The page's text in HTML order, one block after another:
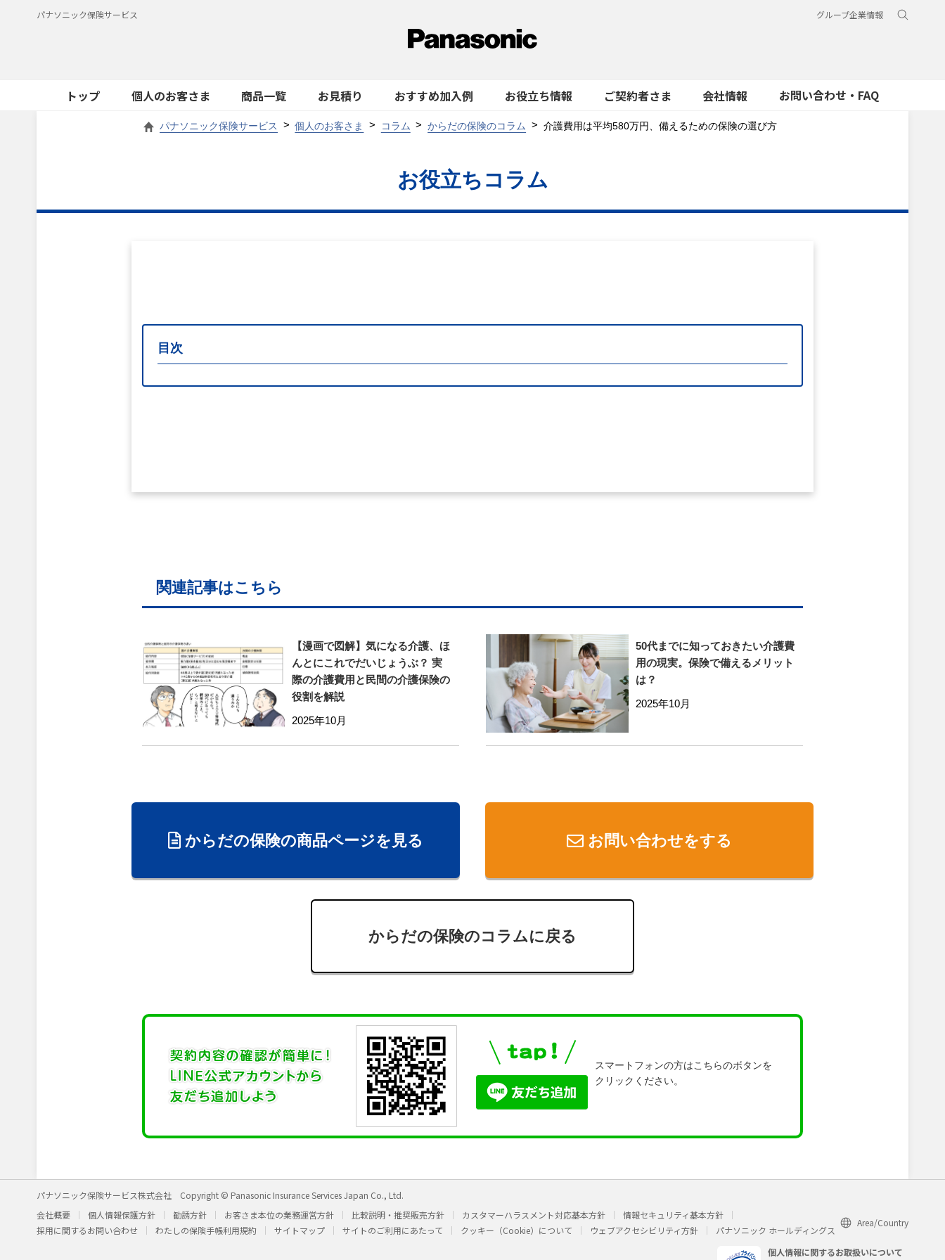
パナソニック保険サービス グループ企業情報
トップ 個人のお客さま 商品一覧 お見積り おすすめ加入例 お役立ち情報 ご契約者さま 会社情報 お問い合わせ・FAQ
パナソニック保険サービス 個人のお客さま コラム からだの保険のコラム 介護費用は平均580万円、備えるための保険の選び方
お役立ちコラム
目次
関連記事はこちら
【漫画で図解】気になる介護、ほ
んとにこれでだいじょうぶ？ 実
際の介護費用と民間の介護保険の
役割を解説
2025年10月
50代までに知っておきたい介護費
用の現実。保険で備えるメリット
は？
2025年10月
からだの保険の商品ページを見る お問い合わせをする
からだの保険のコラムに戻る
スマートフォンの方はこちらのボタンを
クリックください。
パナソニック保険サービス株式会社
Copyright © Panasonic Insurance Services Japan Co., Ltd.
会社概要
個人情報保護方針 勧誘方針 お客さま本位の業務運営方針 比較説明・推奨販売方針 カスタマーハラスメント対応基本方針
情報セキュリティ基本方針
採用に関するお問い合わせ
わたしの保険手帳利用規約 サイトマップ サイトのご利用にあたって クッキー（Cookie）について ウェブアクセシビリティ方針 パナソニック ホールディングス
Area/Country
個人情報に関するお取扱いについて